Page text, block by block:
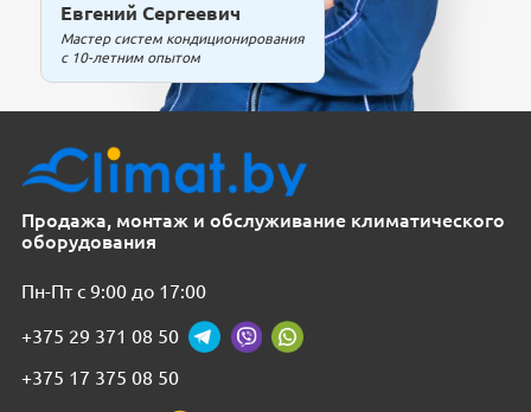
Евгений Сергеевич
Мастер систем кондиционирования
с 10-летним опытом
Продажа, монтаж и обслуживание климатического
оборудования
Пн-Пт с 9:00 до 17:00
+375 29 371 08 50
+375 17 375 08 50